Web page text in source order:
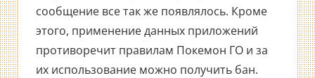
сообщение все так же появлялось. Кроме
этого, применение данных приложений
противоречит правилам Покемон ГО и за
их использование можно получить бан.